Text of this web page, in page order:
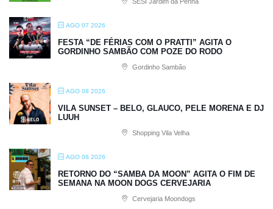
AGO 07 2026
FESTA “DE FÉRIAS COM O PRATTI” AGITA O
GORDINHO SAMBÃO COM POZE DO RODO
Gordinho Sambão
AGO 08 2026
VILA SUNSET – BELO, GLAUCO, PELE MORENA E DJ
LUUH
Shopping Vila Velha
AGO 08 2026
RETORNO DO “SAMBA DA MOON” AGITA O FIM DE
SEMANA NA MOON DOGS CERVEJARIA
Cervejaria Moondogs